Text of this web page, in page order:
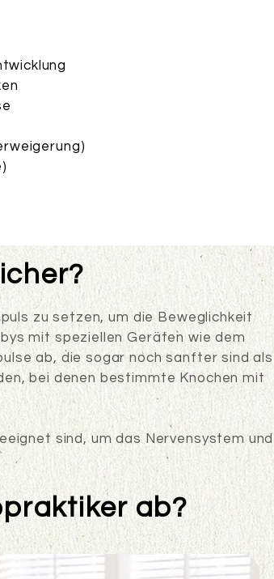
zu setzen, um die Beweglichkeit
mit speziellen Geräten wie dem
ab, die sogar noch sanfter sind als
bei denen bestimmte Knochen mit
sind, um das Nervensystem und
ab?